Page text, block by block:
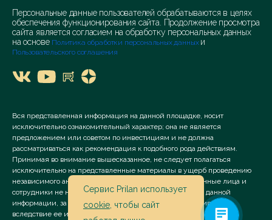
Персональные данные пользователей обрабатываются в целях
обеспечения функционирования сайта. Продолжение просмотра
сайта является согласием на обработку персональных данных
на основе Политика обработки персональных данных и
Пользовательского соглашения
Вся представленная информация на данной площадке, носит
исключительно ознакомительный характер; она не является
предложением или советом по инвестициям и не должна
рассматриваться как рекомендация к подобного рода действиям.
Принимая во внимание вышесказанное, не следует полагаться
исключительно на представленные материалы в ущерб проведению
независимого анализа. Сервис «Prilan» его аффилированные лица и
сотрудники не несут ответственности за использование данной
информации, за прямой или косвенный ущерб, наступивший
вследствие ее использования.
Сервис Prilan использует
cookie , чтобы сайт